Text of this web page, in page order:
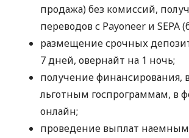
продажа) без комиссий,
переводов с Payoneer и SEPA
размещение срочных
7 дней, овернайт на 1 ночь;
получение финансирования,
льготным госпрограммам, в
онлайн;
проведение выплат